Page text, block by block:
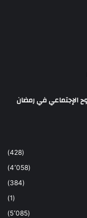
(428)
(4٬058)
(384)
(1)
(5٬085)